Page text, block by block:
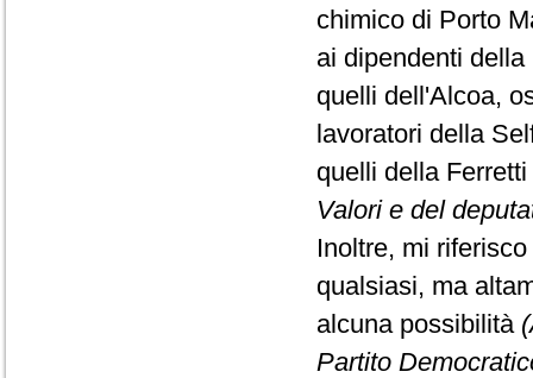
chimico di Porto
ai dipendenti
quelli dell'Alcoa,
lavoratori della
quelli della
Valori e del
Inoltre, mi
qualsiasi, ma
alcuna possibilità
Partito